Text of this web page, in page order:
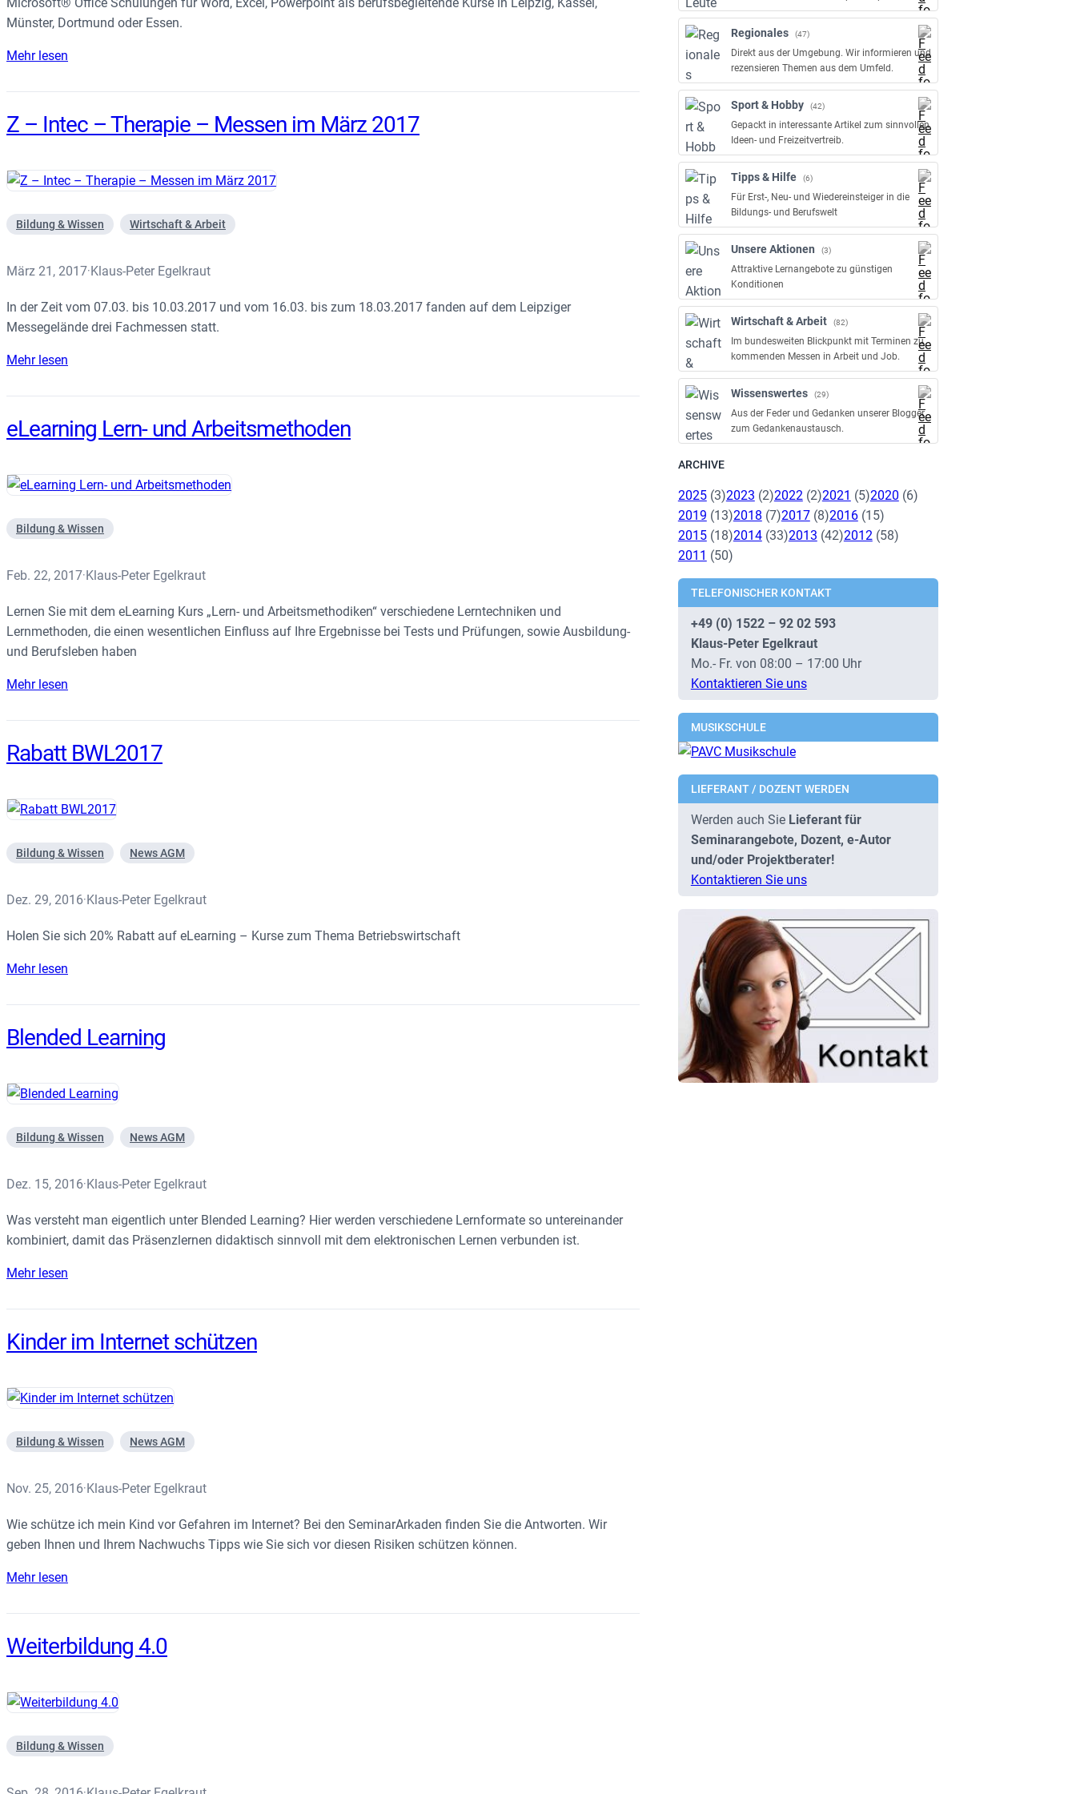
Münster, Dortmund oder Essen.
Mehr lesen
Z – Intec – Therapie – Messen im März 2017
Bildung & Wissen Wirtschaft & Arbeit
März 21, 2017·Klaus-Peter Egelkraut
In der Zeit vom 07.03. bis 10.03.2017 und vom 16.03. bis zum 18.03.2017 fanden auf dem Leipziger
Messegelände drei Fachmessen statt.
Mehr lesen
eLearning Lern- und Arbeitsmethoden
Bildung & Wissen
Feb. 22, 2017·Klaus-Peter Egelkraut
Lernen Sie mit dem eLearning Kurs „Lern- und Arbeitsmethodiken“ verschiedene Lerntechniken und
Lernmethoden, die einen wesentlichen Einfluss auf Ihre Ergebnisse bei Tests und Prüfungen, sowie Ausbildung-
und Berufsleben haben
Mehr lesen
Rabatt BWL2017
Bildung & Wissen News AGM
Dez. 29, 2016·Klaus-Peter Egelkraut
Holen Sie sich 20% Rabatt auf eLearning – Kurse zum Thema Betriebswirtschaft
Mehr lesen
Blended Learning
Bildung & Wissen News AGM
Dez. 15, 2016·Klaus-Peter Egelkraut
Was versteht man eigentlich unter Blended Learning? Hier werden verschiedene Lernformate so untereinander
kombiniert, damit das Präsenzlernen didaktisch sinnvoll mit dem elektronischen Lernen verbunden ist.
Mehr lesen
Kinder im Internet schützen
Bildung & Wissen News AGM
Nov. 25, 2016·Klaus-Peter Egelkraut
Wie schütze ich mein Kind vor Gefahren im Internet? Bei den SeminarArkaden finden Sie die Antworten. Wir
geben Ihnen und Ihrem Nachwuchs Tipps wie Sie sich vor diesen Risiken schützen können.
Mehr lesen
Weiterbildung 4.0
Bildung & Wissen
Regionales (47)
Direkt aus der Umgebung. Wir informieren und
rezensieren Themen aus dem Umfeld.
Sport & Hobby (42)
Gepackt in interessante Artikel zum sinnvollen
Ideen- und Freizeitvertreib.
Tipps & Hilfe (6)
Für Erst-, Neu- und Wiedereinsteiger in die
Bildungs- und Berufswelt
Unsere Aktionen (3)
Attraktive Lernangebote zu günstigen
Konditionen
Wirtschaft & Arbeit (82)
Im bundesweiten Blickpunkt mit Terminen zu
kommenden Messen in Arbeit und Job.
Wissenswertes (29)
Aus der Feder und Gedanken unserer Blogger
zum Gedankenaustausch.
ARCHIVE
2025(3)2023 (2)2022(2)2021 (5)2020 (6)
2019 (13)2018 (7)2017(8)2016(15)
2015(18)2014(33)2013 (42)2012(58)
2011 (50)
TELEFONISCHER KONTAKT
+49 (0) 1522 – 92 02 593
Klaus-Peter Egelkraut
Mo.- Fr. von 08:00 – 17:00 Uhr
Kontaktieren Sie uns
MUSIKSCHULE
LIEFERANT / DOZENT WERDEN
Werden auch Sie Lieferant für
Seminarangebote, Dozent, e-Autor
und/oder Projektberater!
Kontaktieren Sie uns